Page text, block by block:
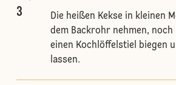
3
Die heißen Kekse in kleinen
dem Backrohr nehmen,
einen Kochlöffelstiel biegen
lassen.